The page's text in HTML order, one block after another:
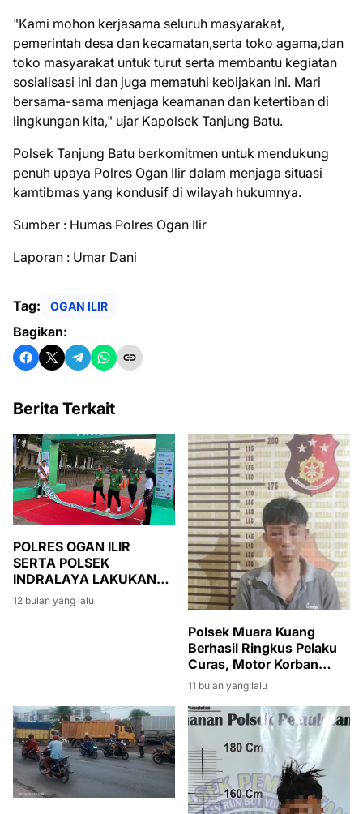
"Kami mohon kerjasama seluruh masyarakat,
pemerintah desa dan kecamatan,serta toko agama,dan
toko masyarakat untuk turut serta membantu kegiatan
sosialisasi ini dan juga mematuhi kebijakan ini. Mari
bersama-sama menjaga keamanan dan ketertiban di
lingkungan kita," ujar Kapolsek Tanjung Batu.
Polsek Tanjung Batu berkomitmen untuk mendukung
penuh upaya Polres Ogan Ilir dalam menjaga situasi
kamtibmas yang kondusif di wilayah hukumnya.
Sumber : Humas Polres Ogan Ilir
Laporan : Umar Dani
Tag: OGAN ILIR
Bagikan:
Berita Terkait
POLRES OGAN ILIR
SERTA POLSEK
INDRALAYA LAKUKAN
PENGAMATAN
KEGIATAN FUN RUN HUT
12 bulan yang lalu
Polsek Muara Kuang
Berhasil Ringkus Pelaku
Curas, Motor Korban
Dikembalikan
11 bulan yang lalu